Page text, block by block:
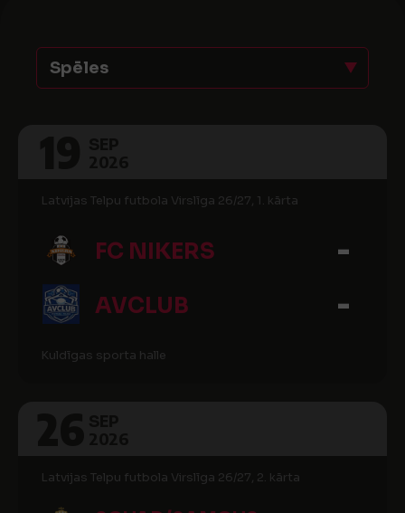
Spēles
Latvijas Telpu futbola Virslīga 26/27, 1. kārta
FC NIKERS -
AVCLUB -
Kuldīgas sporta halle
Latvijas Telpu futbola Virslīga 26/27, 2. kārta